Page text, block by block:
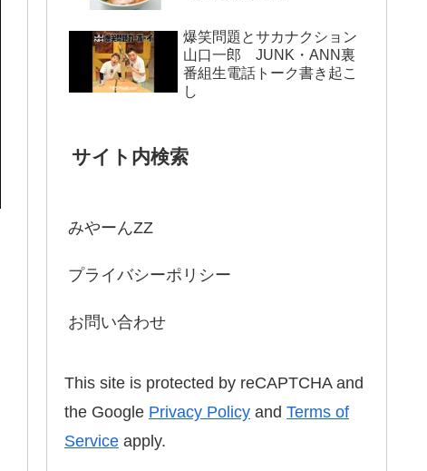
爆笑問題とサカナクション
山口一郎 JUNK・ANN裏
番組生電話トーク書き起こ
し
サイト内検索
みやーんZZ
プライバシーポリシー
お問い合わせ
This site is protected by reCAPTCHA and
the Google Privacy Policy and Terms of
Service apply.